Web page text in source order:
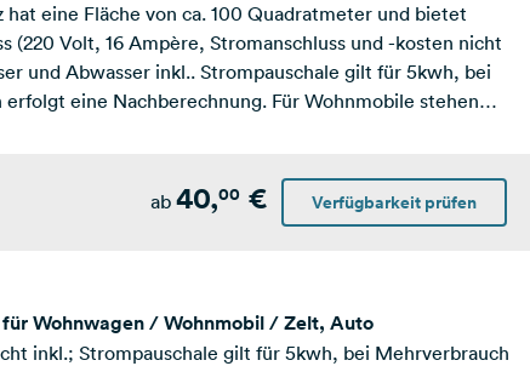
hat eine Fläche von ca. 100 Quadratmeter und bietet
(220 Volt, 16 Ampère, Stromanschluss und -kosten nicht
und Abwasser inkl.. Strompauschale gilt für 5kwh, bei
eine Nachberechnung. Für Wohnmobile stehen
ab 40,00€ Verfügbarkeit prüfen
Wohnwagen / Wohnmobil / Zelt, Auto
inkl.; Strompauschale gilt für 5kwh, bei Mehrverbrauch